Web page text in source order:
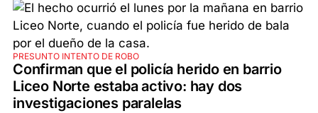
PRESUNTO INTENTO DE ROBO
Confirman que el policía herido en barrio
Liceo Norte estaba activo: hay dos
investigaciones paralelas